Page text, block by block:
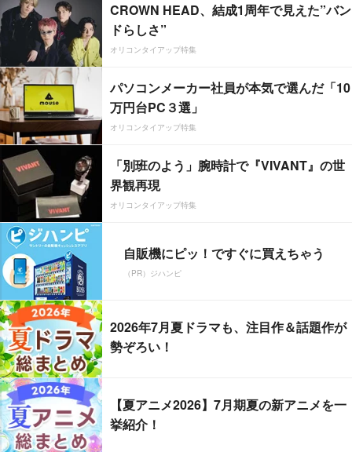
CROWN HEAD、結成1周年で見えた”バン
ドらしさ”
オリコンタイアップ特集
パソコンメーカー社員が本気で選んだ「10
万円台PC３選」
オリコンタイアップ特集
「別班のよう」腕時計で『VIVANT』の世
界観再現
オリコンタイアップ特集
自販機にピッ！ですぐに買えちゃう
（PR）ジハンピ
2026年7月夏ドラマも、注目作＆話題作が
勢ぞろい！
【夏アニメ2026】7月期夏の新アニメを一
挙紹介！